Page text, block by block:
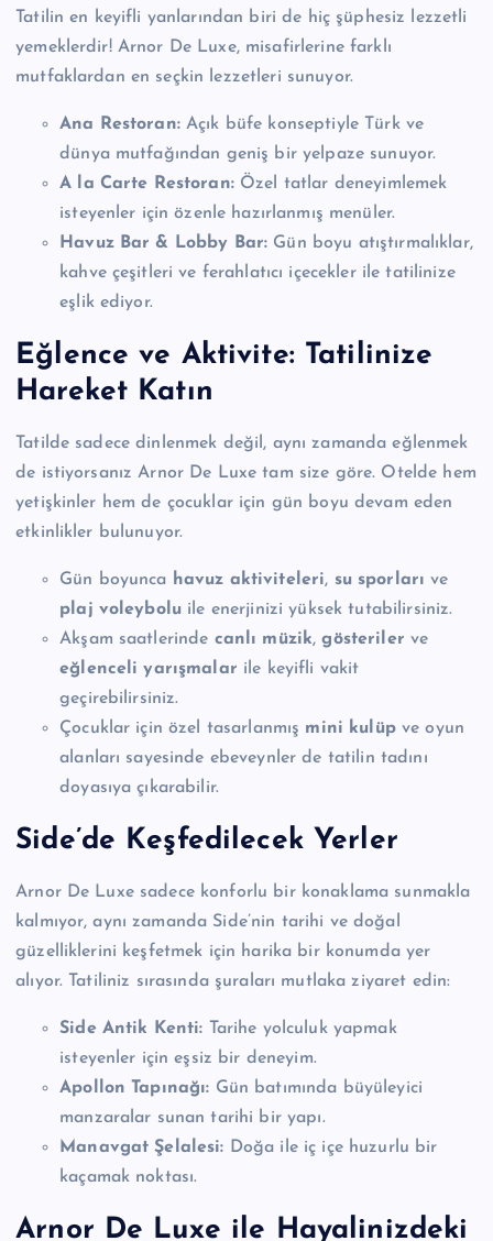
Tatilin en keyifli yanlarından biri de hiç şüphesiz lezzetli
yemeklerdir! Arnor De Luxe, misafirlerine farklı
mutfaklardan en seçkin lezzetleri sunuyor.
Ana Restoran:Açık büfe konseptiyle Türk ve
dünya mutfağından geniş bir yelpaze sunuyor.
A la Carte Restoran:Özel tatlar deneyimlemek
isteyenler için özenle hazırlanmış menüler.
Havuz Bar & Lobby Bar: Gün boyu atıştırmalıklar,
kahve çeşitleri ve ferahlatıcı içecekler ile tatilinize
eşlik ediyor.
Eğlence ve Aktivite: Tatilinize
Hareket Katın
Tatilde sadece dinlenmek değil, aynı zamanda eğlenmek
de istiyorsanız Arnor De Luxe tam size göre. Otelde hem
yetişkinler hem de çocuklar için gün boyu devam eden
etkinlikler bulunuyor.
Gün boyunca havuz aktiviteleri, su sporları ve
plaj voleybolu ile enerjinizi yüksek tutabilirsiniz.
Akşam saatlerinde canlı müzik,gösteriler ve
eğlenceli yarışmalar ile keyifli vakit
geçirebilirsiniz.
Çocuklar için özel tasarlanmış mini kulüpve oyun
alanları sayesinde ebeveynler de tatilin tadını
doyasıya çıkarabilir.
Side’de Keşfedilecek Yerler
Arnor De Luxe sadece konforlu bir konaklama sunmakla
kalmıyor, aynı zamanda Side’nin tarihi ve doğal
güzelliklerini keşfetmek için harika bir konumda yer
alıyor. Tatiliniz sırasında şuraları mutlaka ziyaret edin:
Side Antik Kenti: Tarihe yolculuk yapmak
isteyenler için eşsiz bir deneyim.
Apollon Tapınağı: Gün batımında büyüleyici
manzaralar sunan tarihi bir yapı.
Manavgat Şelalesi: Doğa ile iç içe huzurlu bir
kaçamak noktası.
Arnor De Luxe ile Hayalinizdeki